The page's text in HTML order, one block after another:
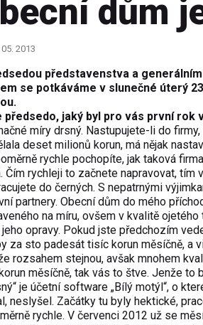
dům
2013
představenstva a
se potkáváme v slunečné úterý
předsedo, jaký byl pro vás první rok
míry drsný. Nastupujete-li do
deset milionů korun, má nějak
rychle pochopíte, jak taková
Čím rychleji to začnete napravovat, tím
do černých. S nepatrnými
partnery. Obecní dům do mého
na míru, ovšem v kvalitě
opravy. Pokud jste předchozím
za sto padesát tisíc korun měsíčně, a
rozsahem stejnou, avšak mnohem
měsíčně, tak vás to štve. Jenže to
je účetní software „Bílý motýl“, o
neslyšel. Začátky tu byly hektické,
rychle. V červenci 2012 už se